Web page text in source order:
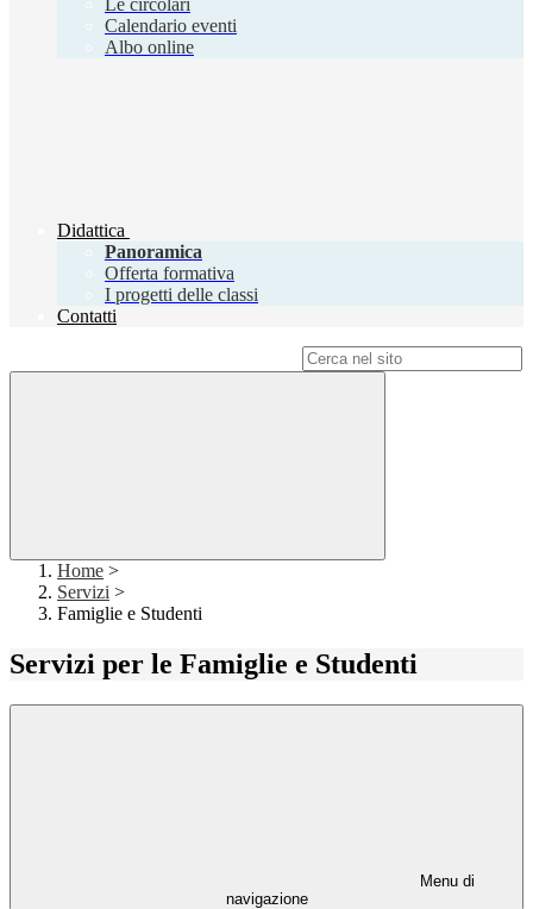
Le circolari
Calendario eventi
Albo online
Didattica
Panoramica
Offerta formativa
I progetti delle classi
Contatti
Home >
Servizi >
Famiglie e Studenti
Servizi per le Famiglie e Studenti
Menu di
navigazione